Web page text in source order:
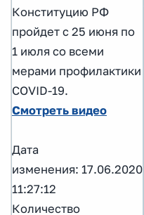
Конституцию РФ
пройдет с 25 июня по
1 июля со всеми
мерами профилактики
COVID-19.
Смотреть видео
Дата
изменения: 17.06.2020
11:27:12
Количество